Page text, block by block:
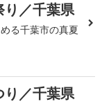
り／千葉県
る千葉市の真夏
り／千葉県